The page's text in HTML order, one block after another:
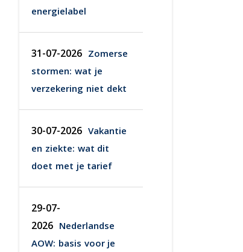
energielabel
31-07-2026 Zomerse
stormen: wat je
verzekering niet dekt
30-07-2026 Vakantie
en ziekte: wat dit
doet met je tarief
29-07-
2026 Nederlandse
AOW: basis voor je